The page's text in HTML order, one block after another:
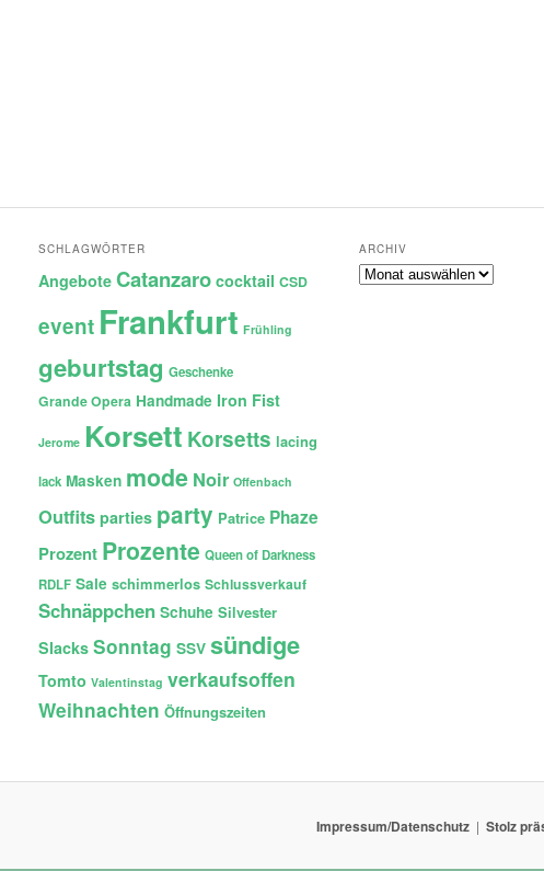
SCHLAGWÖRTER
Angebote Catanzaro cocktail CSD
event Frankfurt Frühling
geburtstag Geschenke
Grande Opera Handmade Iron Fist
Jerome Korsett Korsetts lacing
lack Masken mode Noir Offenbach
Outfits parties party Patrice Phaze
Prozent Prozente Queen of Darkness
RDLF Sale schimmerlos Schlussverkauf
Schnäppchen Schuhe Silvester
Slacks Sonntag SSV sündige
Tomto Valentinstag verkaufsoffen
Weihnachten Öffnungszeiten
ARCHIV
Archiv
Impressum/Datenschutz Stolz